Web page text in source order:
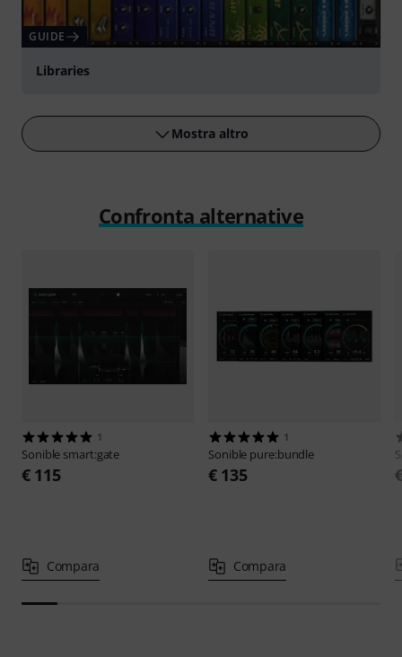
GUIDE
Libraries
Mostra altro
Confronta alternative
1
Sonible smart:gate
€ 115
Compara
1
Sonible pure:bundle
€ 135
Compara